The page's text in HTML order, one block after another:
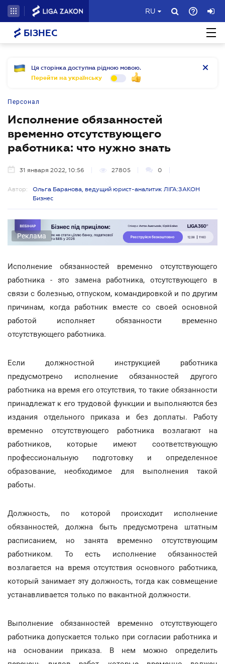
RU
БІЗНЕС
Ця сторінка доступна рідною мовою.
Перейти на українську
Персонал
Исполнение обязанностей
временно отсутствующего
работника: что нужно знать
31 января 2022, 10:56 27805 0
Автор:
Ольга Баранова, ведущий юрист-аналитик ЛІГА:ЗАКОН
Бизнес
Реклама
Исполнение обязанностей временно отсутствующего
работника - это замена работника, отсутствующего в
связи с болезнью, отпуском, командировкой и по другим
причинам, когда работник вместе со своей основной
работой исполняет обязанности временно
отсутствующего работника.
Если должностной инструкцией работника
предусмотрено исполнение обязанностей другого
работника на время его отсутствия, то такие обязанности
принадлежат к его трудовой функции и выполняются без
издания отдельного приказа и без доплаты. Работу
временно отсутствующего работника возлагают на
работников, которые имеют соответствующую
профессиональную подготовку и определенное
образование, необходимое для выполнения такой
работы.
Должность, по которой происходит исполнение
обязанностей, должна быть предусмотрена штатным
расписанием, но занята временно отсутствующим
работником. То есть исполнение обязанностей
возлагается на время отсутствия основного работника,
который занимает эту должность, тогда как совмещение
устанавливается только по вакантной должности.
Выполнение обязанностей временно отсутствующего
работника допускается только при согласии работника и
на основании приказа. В нем можно определить